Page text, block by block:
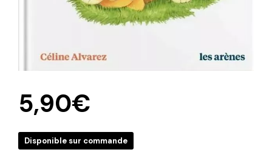
5,90€
Disponible sur commande